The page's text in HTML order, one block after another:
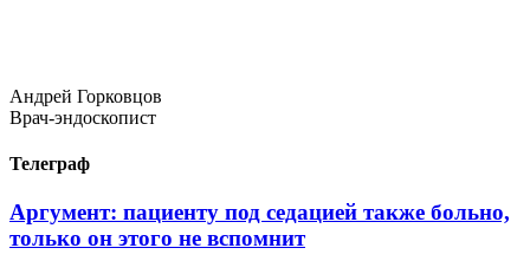
Андрей Горковцов
Врач-эндоскопист
Телеграф
Аргумент: пациенту под седацией также больно,
только он этого не вспомнит